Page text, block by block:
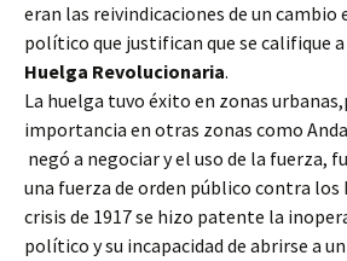
eran las reivindicaciones de un cambio
político que justifican que se califique
Huelga Revolucionaria.
La huelga tuvo éxito en zonas
importancia en otras zonas como
negó a negociar y el uso de la fuerza,
una fuerza de orden público contra los
crisis de 1917 se hizo patente la
político y su incapacidad de abrirse a